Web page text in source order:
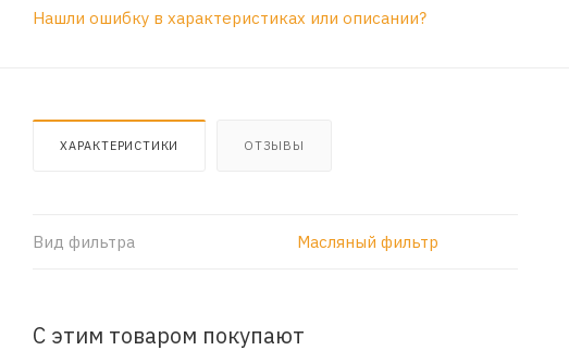
Нашли ошибку в характеристиках или описании?
ХАРАКТЕРИСТИКИ ОТЗЫВЫ
Вид фильтра Масляный фильтр
С этим товаром покупают